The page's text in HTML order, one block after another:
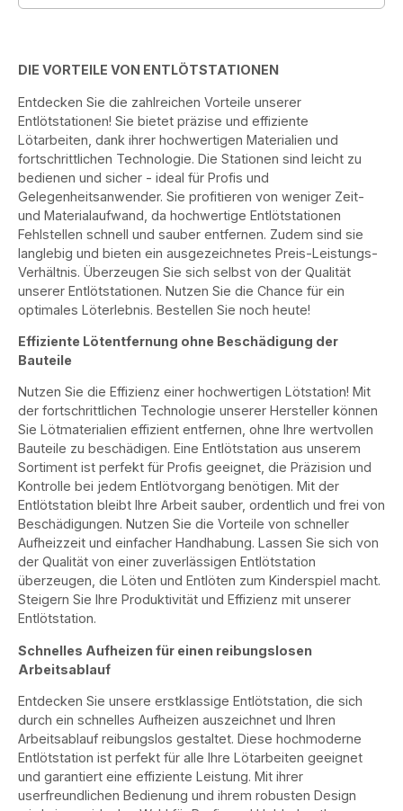
DIE VORTEILE VON ENTLÖTSTATIONEN
Entdecken Sie die zahlreichen Vorteile unserer
Entlötstationen! Sie bietet präzise und effiziente
Lötarbeiten, dank ihrer hochwertigen Materialien und
fortschrittlichen Technologie. Die Stationen sind leicht zu
bedienen und sicher - ideal für Profis und
Gelegenheitsanwender. Sie profitieren von weniger Zeit-
und Materialaufwand, da hochwertige Entlötstationen
Fehlstellen schnell und sauber entfernen. Zudem sind sie
langlebig und bieten ein ausgezeichnetes Preis-Leistungs-
Verhältnis. Überzeugen Sie sich selbst von der Qualität
unserer Entlötstationen. Nutzen Sie die Chance für ein
optimales Löterlebnis. Bestellen Sie noch heute!
Effiziente Lötentfernung ohne Beschädigung der
Bauteile
Nutzen Sie die Effizienz einer hochwertigen Lötstation! Mit
der fortschrittlichen Technologie unserer Hersteller können
Sie Lötmaterialien effizient entfernen, ohne Ihre wertvollen
Bauteile zu beschädigen. Eine Entlötstation aus unserem
Sortiment ist perfekt für Profis geeignet, die Präzision und
Kontrolle bei jedem Entlötvorgang benötigen. Mit der
Entlötstation bleibt Ihre Arbeit sauber, ordentlich und frei von
Beschädigungen. Nutzen Sie die Vorteile von schneller
Aufheizzeit und einfacher Handhabung. Lassen Sie sich von
der Qualität von einer zuverlässigen Entlötstation
überzeugen, die Löten und Entlöten zum Kinderspiel macht.
Steigern Sie Ihre Produktivität und Effizienz mit unserer
Entlötstation.
Schnelles Aufheizen für einen reibungslosen
Arbeitsablauf
Entdecken Sie unsere erstklassige Entlötstation, die sich
durch ein schnelles Aufheizen auszeichnet und Ihren
Arbeitsablauf reibungslos gestaltet. Diese hochmoderne
Entlötstation ist perfekt für alle Ihre Lötarbeiten geeignet
und garantiert eine effiziente Leistung. Mit ihrer
userfreundlichen Bedienung und ihrem robusten Design